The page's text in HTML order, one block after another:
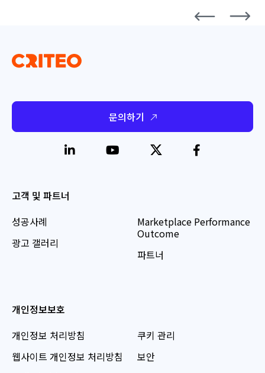
문의하기
고객 및 파트너
성공사례
광고 갤러리
Marketplace Performance
Outcome
파트너
개인정보보호
개인정보 처리방침
웹사이트 개인정보 처리방침
쿠키 관리
보안